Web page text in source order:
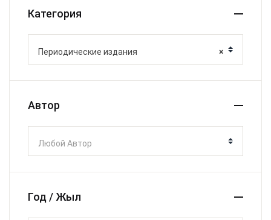
Категория
×
Периодические издания
Автор
Любой Автор
Год / Жыл